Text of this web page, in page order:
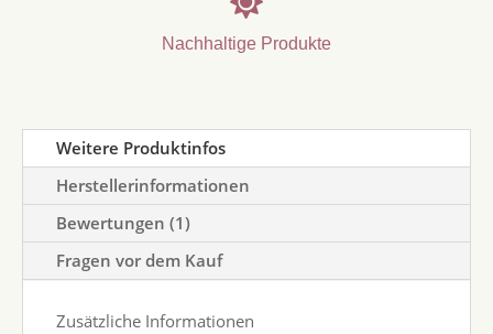
Nachhaltige Produkte
Weitere Produktinfos
Herstellerinformationen
Bewertungen (1)
Fragen vor dem Kauf
Zusätzliche Informationen